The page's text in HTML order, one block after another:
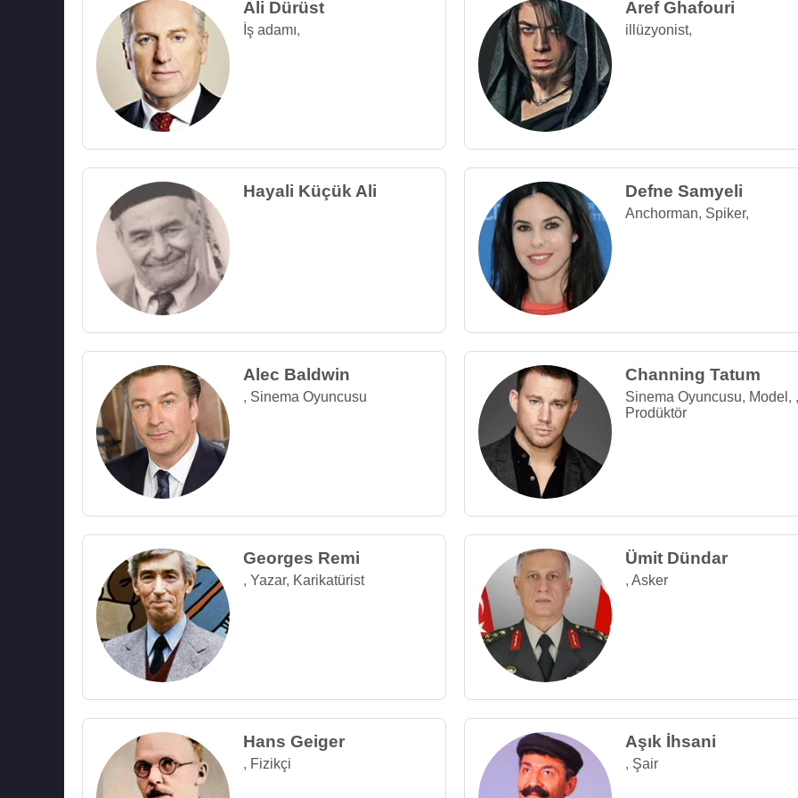
Ali Dürüst
İş adamı,
Aref Ghafouri
illüzyonist,
Hayali Küçük Ali Defne Samyeli
Anchorman, Spiker,
Alec Baldwin
, Sinema Oyuncusu
Channing Tatum
Sinema Oyuncusu, Model ,
Prodüktör
Georges Remi
, Yazar, Karikatürist
Ümit Dündar
,Asker
Hans Geiger
, Fizikçi
Aşık İhsani
, Şair